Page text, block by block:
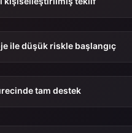
ile düşük riskle başlangıç
tam destek